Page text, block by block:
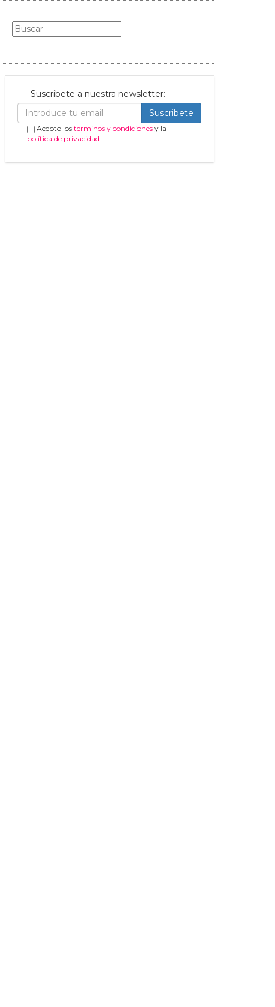
Suscribete a nuestra newsletter:
Suscribete
Acepto los terminos y condicionesy la
política de privacidad.